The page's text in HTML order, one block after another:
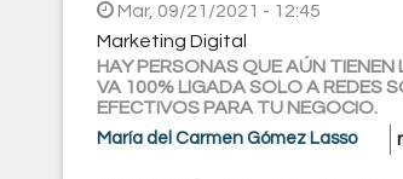
Mar, 09/21/2021 - 12:45
Marketing Digital
HAY PERSONAS QUE AÚN
VA 100% LIGADA SOLO A REDES
EFECTIVOS PARA TU NEGOCIO.
María del Carmen Gómez Lasso